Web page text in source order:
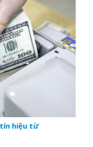
tín hiệu từ